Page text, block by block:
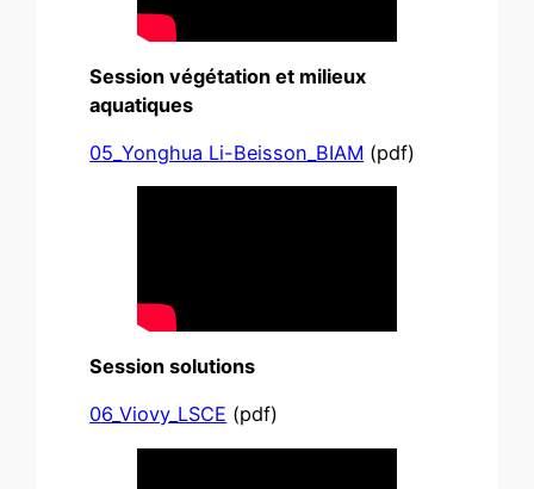
Session végétation et milieux
aquatiques
05_Yonghua Li-Beisson_BIAM (pdf)
Session solutions
06_Viovy_LSCE (pdf)